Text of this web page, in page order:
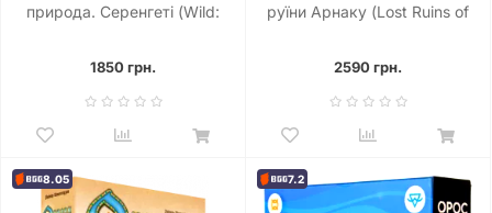
природа. Серенгеті (Wild:
1850 грн.
руїни Арнаку (Lost Ruins of
2590 грн.
8.05 7.2